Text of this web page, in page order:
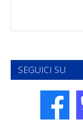
SEGUICI SU